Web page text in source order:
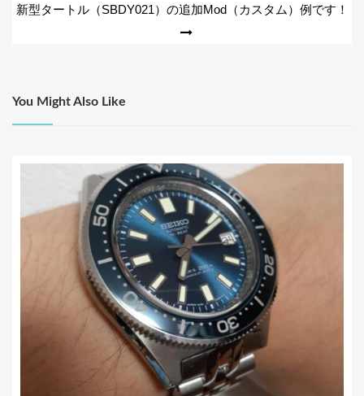
k
ナ
ー
シ
新型タートル（SBDY021）の追加Mod（カスタム）例です！
You Might Also Like